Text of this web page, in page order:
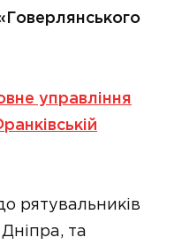
управління
рятувальників
та